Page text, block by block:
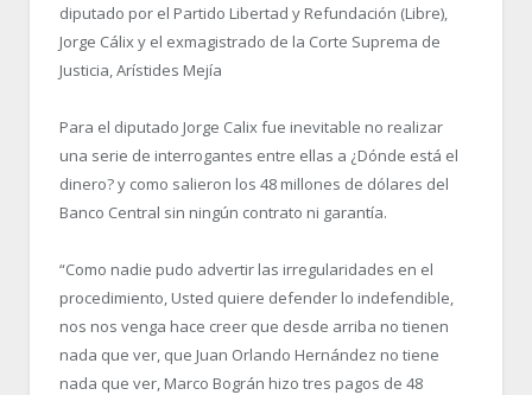
diputado por el Partido Libertad y Refundación (Libre),
Jorge Cálix y el exmagistrado de la Corte Suprema de
Justicia, Arístides Mejía
Para el diputado Jorge Calix fue inevitable no realizar
una serie de interrogantes entre ellas a ¿Dónde está el
dinero? y como salieron los 48 millones de dólares del
Banco Central sin ningún contrato ni garantía.
“Como nadie pudo advertir las irregularidades en el
procedimiento, Usted quiere defender lo indefendible,
nos nos venga hace creer que desde arriba no tienen
nada que ver, que Juan Orlando Hernández no tiene
nada que ver, Marco Bográn hizo tres pagos de 48